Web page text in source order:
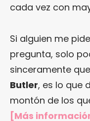
cada vez con
Si alguien me
pregunta, solo
sinceramente
Butler, es lo que
montón de los
[Más